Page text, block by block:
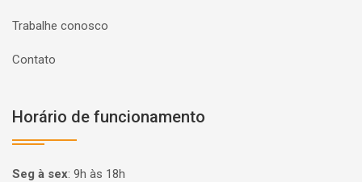
Trabalhe conosco
Contato
Horário de funcionamento
Seg à sex: 9h às 18h